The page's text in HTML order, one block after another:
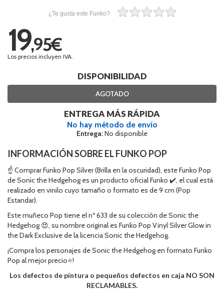
¿Te gusta este Funko?
19,95€
Los precios incluyen IVA.
DISPONIBILIDAD
AGOTADO
ENTREGA MÁS RÁPIDA
No hay método de envío
Entrega:No disponible
INFORMACIÓN SOBRE EL FUNKO POP
☝ Comprar Funko Pop Silver (Brilla en la oscuridad), este Funko Pop
de Sonic the Hedgehog es un producto oficial Funko ✔️, el cual está
realizado en vinilo cuyo tamaño o formato es de 9 cm (Pop
Estandar).
Este muñeco Pop tiene el nº 633 de su colección de Sonic the
Hedgehog 😍, su nombre original es Funko Pop Vinyl Silver Glow in
the Dark Exclusive de la licencia Sonic the Hedgehog.
¡Compra los personajes de Sonic the Hedgehog en formato Funko
Pop al mejor precio⭐!
Los defectos de pintura o pequeños defectos en caja NO SON
RECLAMABLES.